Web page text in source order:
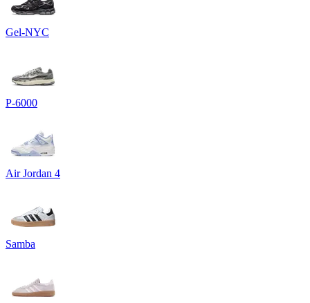
Gel-NYC
P-6000
Air Jordan 4
Samba